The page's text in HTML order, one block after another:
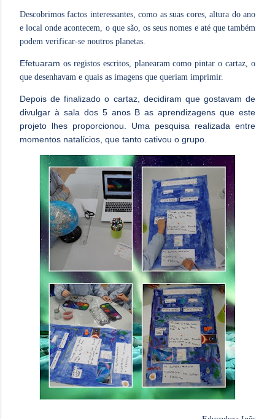
Descobrimos factos interessantes, como as suas cores, altura do ano
e local onde acontecem, o que são, os seus nomes e até que também
podem verificar-se noutros planetas.
Efetuaram os registos escritos, planearam como pintar o cartaz, o
que desenhavam e quais as imagens que queriam imprimir.
Depois de finalizado o cartaz, decidiram que gostavam de
divulgar à sala dos 5 anos B as aprendizagens que este
projeto lhes proporcionou. Uma pesquisa realizada entre
momentos natalícios, que tanto cativou o grupo.